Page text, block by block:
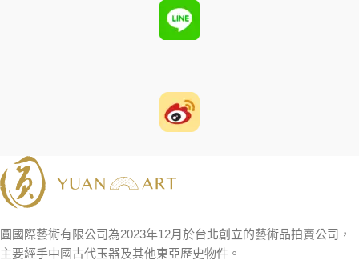
圓國際藝術有限公司為2023年12月於台北創立的藝術品拍賣公司，
主要經手中國古代玉器及其他東亞歷史物件。